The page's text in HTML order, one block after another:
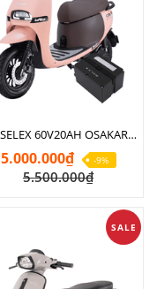
PIN SELEX 60V20AH OSAKAR GOGO FIONA
5.000.000₫ -9%
5.500.000₫
SALE